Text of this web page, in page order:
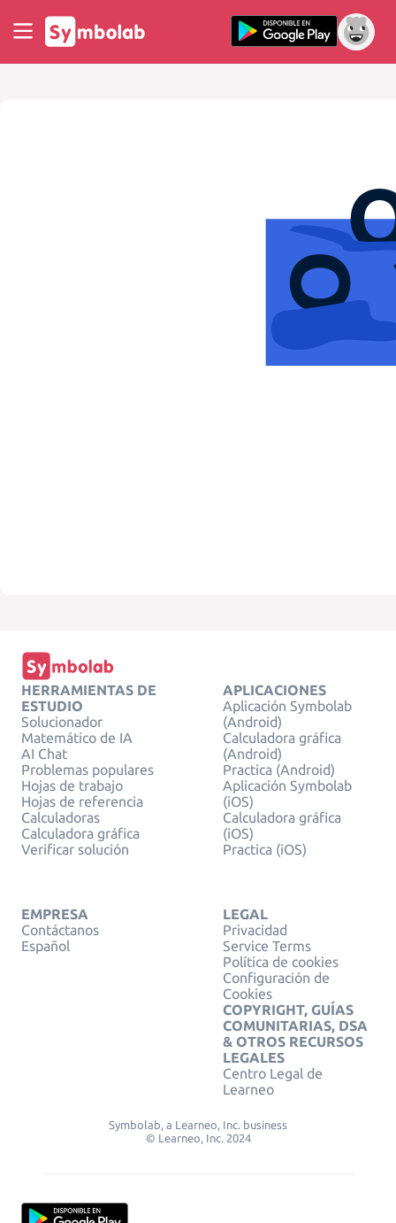
HERRAMIENTAS DE
ESTUDIO
Solucionador
Matemático de IA
AI Chat
Problemas populares
Hojas de trabajo
Hojas de referencia
Calculadoras
Calculadora gráfica
Verificar solución
APLICACIONES
Aplicación Symbolab
(Android)
Calculadora gráfica
(Android)
Practica (Android)
Aplicación Symbolab
(iOS)
Calculadora gráfica
(iOS)
Practica (iOS)
EMPRESA
Contáctanos
Español
LEGAL
Privacidad
Service Terms
Política de cookies
Configuración de
Cookies
COPYRIGHT, GUÍAS
COMUNITARIAS, DSA
& OTROS RECURSOS
LEGALES
Centro Legal de
Learneo
Symbolab, a Learneo, Inc. business
© Learneo, Inc. 2024